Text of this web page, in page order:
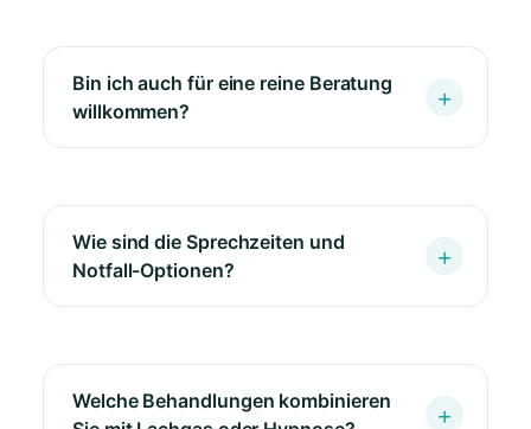
Bin ich auch für eine reine Beratung
willkommen?
Wie sind die Sprechzeiten und
Notfall-Optionen?
Welche Behandlungen kombinieren